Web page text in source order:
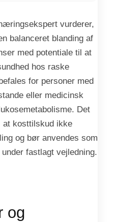
vurderer,
balanceret blanding af
med potentiale til at
hos raske
for personer med
eller medicinsk
Det
at kosttilskud ikke
og bør anvendes som
fastlagt vejledning.
og